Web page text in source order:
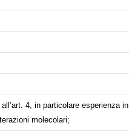
4, in particolare esperienza in
molecolari;